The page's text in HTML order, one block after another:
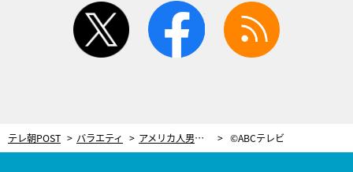
twitter facebook
テレ朝POST バラエティ アメリカ人男性に一目惚れ…！妻がとった作戦は「ワインで酔わせて襲ってもらう」＜新婚さん＞ ©ABCテレビ